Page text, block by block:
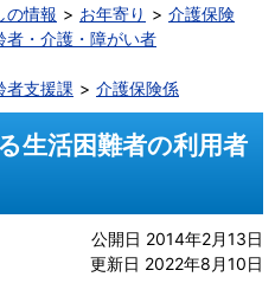
の情報 お年寄り
介護保険
者・介護・障がい者
者支援課 介護保険係
生活困難者の利用者
公開日 2014年2月13日
更新日 2022年8月10日